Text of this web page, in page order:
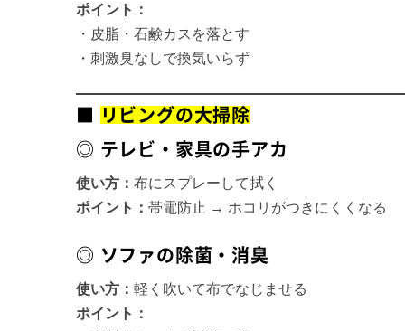
ポイント：
・皮脂・石鹸カスを落とす
・刺激臭なしで換気いらず
リビングの大掃除
◎ テレビ・家具の手アカ
使い方： 布にスプレーして拭く
ポイント： 帯電防止 → ホコリがつきにくくなる
◎ ソファの除菌・消臭
使い方： 軽く吹いて布でなじませる
ポイント：